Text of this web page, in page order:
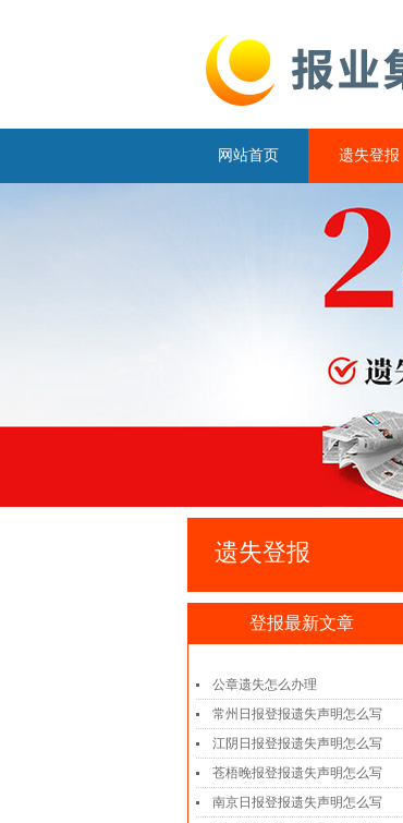
网站首页 遗失登报
遗失登报
登报最新文章
公章遗失怎么办理
常州日报登报遗失声明怎么写
江阴日报登报遗失声明怎么写
苍梧晚报登报遗失声明怎么写
南京日报登报遗失声明怎么写